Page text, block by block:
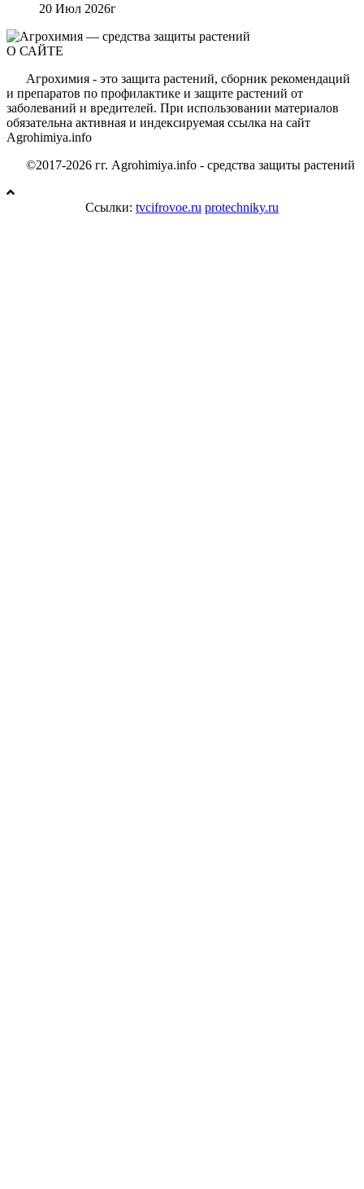
20 Июл 2026г
О САЙТЕ
Агрохимия - это защита растений, сборник рекомендаций
и препаратов по профилактике и защите растений от
заболеваний и вредителей. При использовании материалов
обязательна активная и индексируемая ссылка на сайт
Agrohimiya.info
©2017-2026 гг. Agrohimiya.info - средства защиты растений
Ссылки: tvcifrovoe.ru protechniky.ru